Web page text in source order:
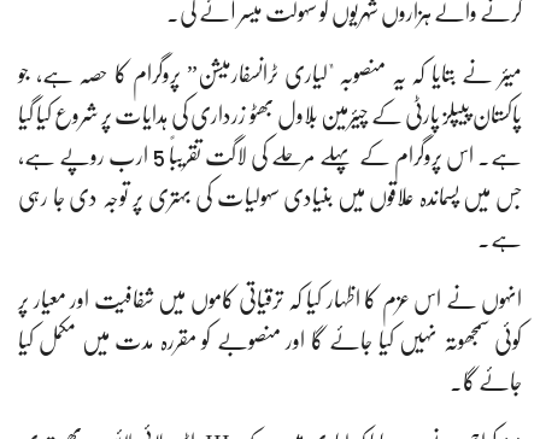
کرنے والے ہزاروں شہریوں کو سہولت میسر آئے گی۔
میئر نے بتایا کہ یہ منصوبہ "لیاری ٹرانسفارمیشن” پروگرام کا حصہ ہے، جو
پاکستان پیپلز پارٹی کے چیئرمین بلاول بھٹو زرداری کی ہدایات پر شروع کیا گیا
ہے۔ اس پروگرام کے پہلے مرحلے کی لاگت تقریباً 5 ارب روپے ہے،
جس میں پسماندہ علاقوں میں بنیادی سہولیات کی بہتری پر توجہ دی جا رہی
ہے۔
انہوں نے اس عزم کا اظہار کیا کہ ترقیاتی کاموں میں شفافیت اور معیار پر
کوئی سمجھوتہ نہیں کیا جائے گا اور منصوبے کو مقررہ مدت میں مکمل کیا
جائے گا۔